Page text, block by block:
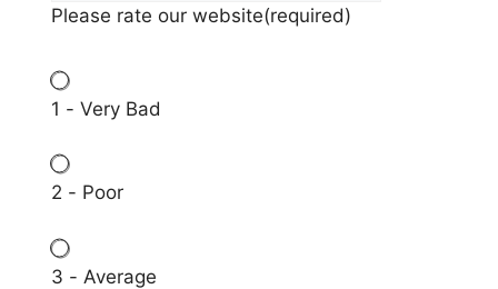
Please rate our website(required)
1 - Very Bad
2 - Poor
3 - Average